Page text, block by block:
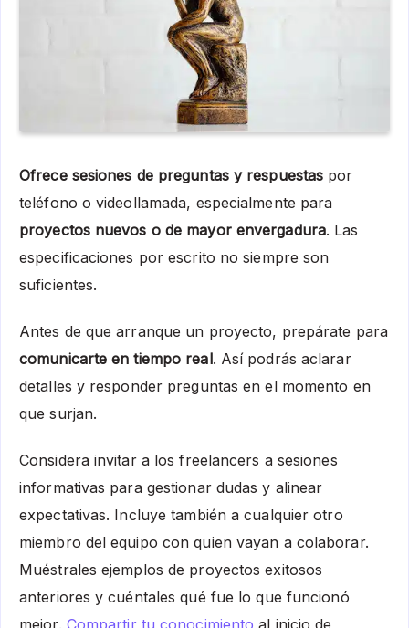
Ofrece sesiones de preguntas y respuestas por
teléfono o videollamada, especialmente para
proyectos nuevos o de mayor envergadura. Las
especificaciones por escrito no siempre son
suficientes.
Antes de que arranque un proyecto, prepárate para
comunicarte en tiempo real. Así podrás aclarar
detalles y responder preguntas en el momento en
que surjan.
Considera invitar a los freelancers a sesiones
informativas para gestionar dudas y alinear
expectativas. Incluye también a cualquier otro
miembro del equipo con quien vayan a colaborar.
Muéstrales ejemplos de proyectos exitosos
anteriores y cuéntales qué fue lo que funcionó
mejor. Compartir tu conocimiento al inicio de